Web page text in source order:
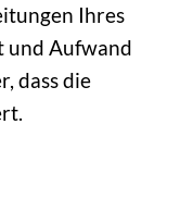
Ihres
und Aufwand
dass die